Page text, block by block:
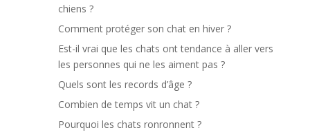
chiens ?
Comment protéger son chat en hiver ?
Est-il vrai que les chats ont tendance à aller vers
les personnes qui ne les aiment pas ?
Quels sont les records d’âge ?
Combien de temps vit un chat ?
Pourquoi les chats ronronnent ?